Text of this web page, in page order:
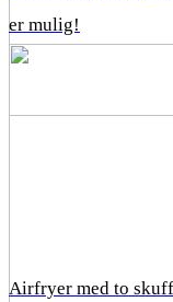
er mulig!
Airfryer med to